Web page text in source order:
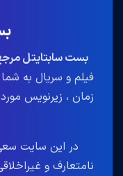
بست سابتایتل
فیلم و سریال به
زمان ، زیرنویس
در این سایت
نامتعارف و